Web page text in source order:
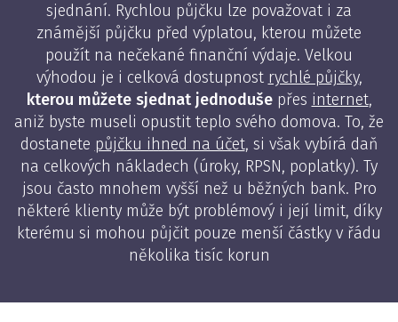
sjednání. Rychlou půjčku lze považovat i za
známější půjčku před výplatou, kterou můžete
použít na nečekané finanční výdaje. Velkou
výhodou je i celková dostupnost rychlé půjčky,
kterou můžete sjednat jednodušepřes internet,
aniž byste museli opustit teplo svého domova. To, že
dostanete půjčku ihned na účet, si však vybírá daň
na celkových nákladech (úroky, RPSN, poplatky). Ty
jsou často mnohem vyšší než u běžných bank. Pro
některé klienty může být problémový i její limit, díky
kterému si mohou půjčit pouze menší částky v řádu
několika tisíc korun